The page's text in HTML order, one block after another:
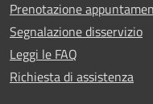
Prenotazione
Segnalazione disservizio
Leggi le FAQ
Richiesta di assistenza